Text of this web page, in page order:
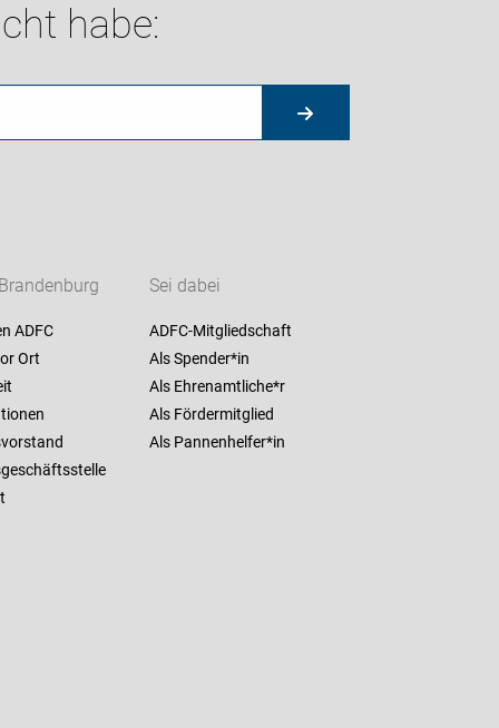
habe:
ADFC
Ort
Sei dabei
ADFC-Mitgliedschaft
Als Spender*in
Als Ehrenamtliche*r
Als Fördermitglied
Als Pannenhelfer*in